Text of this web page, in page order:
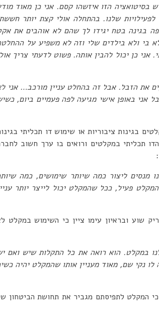
הזו איזשהו קסם. אני כן מאוד
שלנו. בהתחלה אולי קצת יותר
בגינה בטח יגידו לך שהם לא אוהבים את
בי ולא בילדים שלי וזה לא משפיע על
כן יכול להבין אותה. פשוט לדעתי צריך
את הזבל. אבל זה בהחלט עניין מורכב… אני
אני באופן אישי מגיעה לפה פעמיים ביום,
בגינות ציבוריות או שימוש דו תכליתי
תכליתי במקלטים ורואים בו ערך חשוב
מנסים ליצור כמה שיותר שימושים, כמה
פעיל, ככל שהמקלט יכול לייצר יותר
שוע ובראיון עימו ציין כי השימוש במקלט
במקלט. הוא רואה את כל התקלות שיש ואם
נקי שם, מאוד מעניין אותו שהמקלט יהיה
המקלט לתפיסתם מגביר את תחושת הביטחון